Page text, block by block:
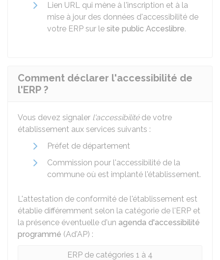
Lien URL qui mène à l'inscription et à la
mise à jour des données d'accessibilité de
votre ERP sur le site public Acceslibre.
Comment déclarer l'accessibilité de
l'ERP ?
Vous devez signaler l'accessibilitéde votre
établissement aux services suivants :
Préfet de département
Commission pour l'accessibilité de la
commune où est implanté l'établissement.
L'attestation de conformité de l'établissement est
établie différemment selon la catégorie de l'ERP et
la présence éventuelle d'un agenda d'accessibilité
programmé (Ad'AP) :
ERP de catégories 1 à 4